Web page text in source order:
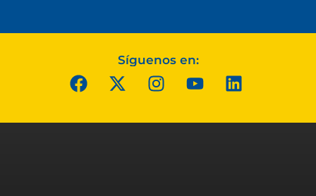
Síguenos en: